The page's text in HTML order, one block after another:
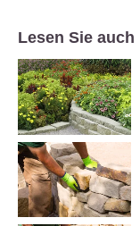
Lesen Sie auch